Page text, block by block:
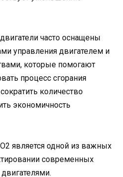
часто оснащены
управления двигателем и
которые помогают
процесс сгорания
количество
экономичность
является одной из важных
современных